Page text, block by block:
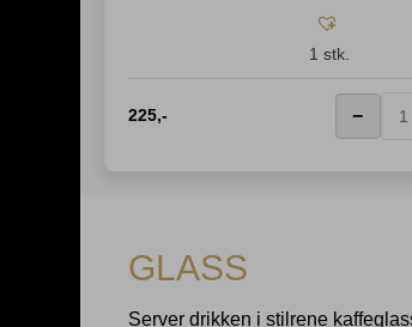
1 stk.
225,- −
GLASS
Server drikken i stilrene